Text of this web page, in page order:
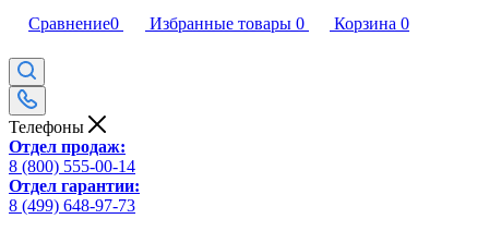
Сравнение0 Избранные товары 0 Корзина 0
Телефоны
Отдел продаж:
8 (800) 555-00-14
Отдел гарантии:
8 (499) 648-97-73